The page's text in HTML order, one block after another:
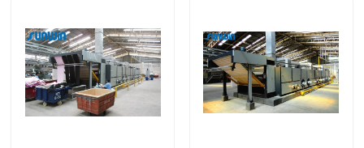
Aprestadora de la materia textil
Máquina del marco del bastidor